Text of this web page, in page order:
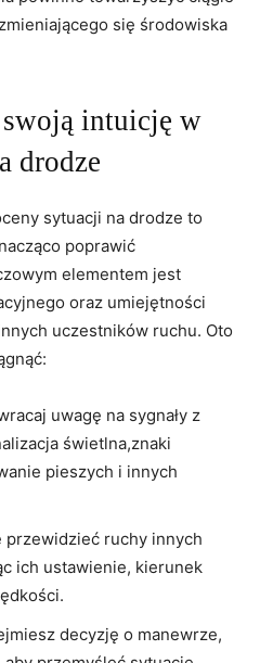
się ⁣środowiska
intuicję‍ w
drodze
sytuacji ⁢na drodze to​
poprawić
⁣elementem jest‍
oraz umiejętności
uczestników ruchu. Oto
uwagę na sygnały⁤ z
świetlna,znaki
pieszych i innych
przewidzieć⁢ ruchy innych
ich ‌ustawienie, kierunek
decyzję o⁢ manewrze,